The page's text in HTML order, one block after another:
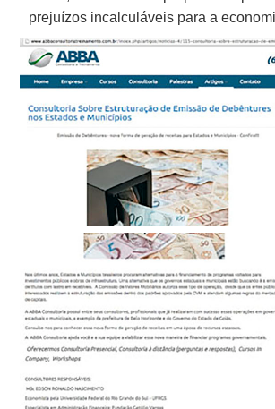
prejuízos incalculáveis para a